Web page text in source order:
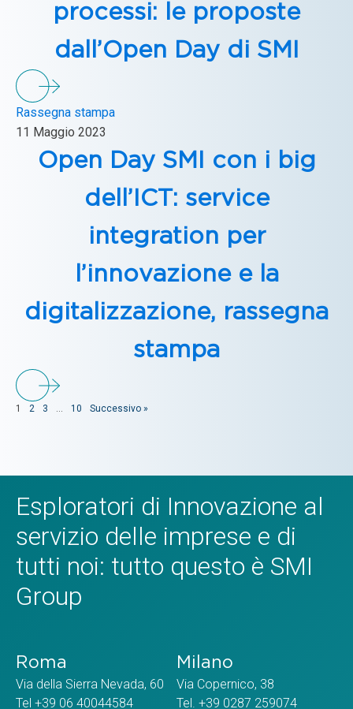
processi: le proposte
dall’Open Day di SMI
Rassegna stampa
11 Maggio 2023
Open Day SMI con i big
dell’ICT: service
integration per
l’innovazione e la
digitalizzazione, rassegna
stampa
1 2 3 … 10 Successivo »
Esploratori di Innovazione al
servizio delle imprese e di
tutti noi: tutto questo è SMI
Group
Roma
Via della Sierra Nevada, 60
Tel +39 06 40044584
Milano
Via Copernico, 38
Tel. +39 0287 259074